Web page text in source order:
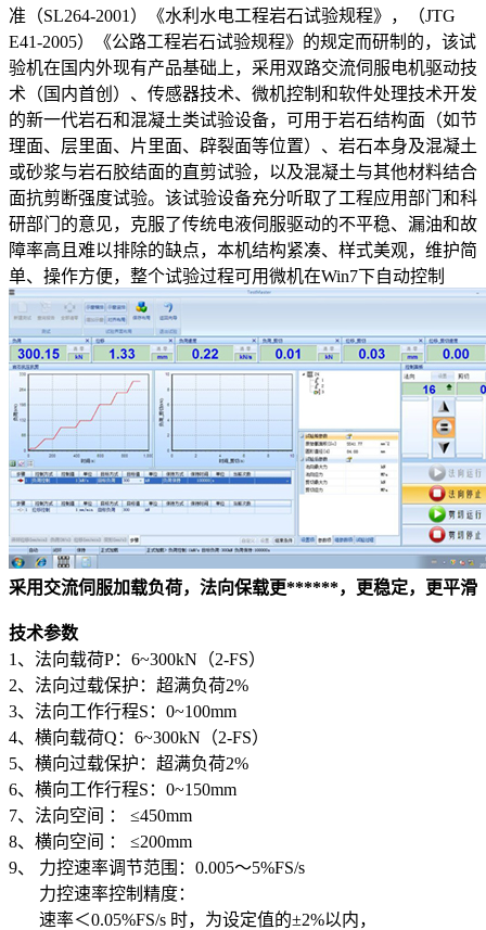
准（SL264-2001）《水利水电工程岩石试验规程》，（JTG
E41-2005）《公路工程岩石试验规程》的规定而研制的，该试
验机在国内外现有产品基础上，采用双路交流伺服电机驱动技
术（国内首创）、传感器技术、微机控制和软件处理技术开发
的新一代岩石和混凝土类试验设备，可用于岩石结构面（如节
理面、层里面、片里面、辟裂面等位置）、岩石本身及混凝土
或砂浆与岩石胶结面的直剪试验，以及混凝土与其他材料结合
面抗剪断强度试验。该试验设备充分听取了工程应用部门和科
研部门的意见，克服了传统电液伺服驱动的不平稳、漏油和故
障率高且难以排除的缺点，本机结构紧凑、样式美观，维护简
单、操作方便，整个试验过程可用微机在Win7下自动控制
采用交流伺服加载负荷，法向保载更******，更稳定，更平滑
技术参数
1、法向载荷P：6~300kN（2-FS）
2、法向过载保护：超满负荷2%
3、法向工作行程S：0~100mm
4、横向载荷Q：6~300kN（2-FS）
5、横向过载保护：超满负荷2%
6、横向工作行程S：0~150mm
7、法向空间 ： ≤450mm
8、横向空间 ： ≤200mm
9、 力控速率调节范围：0.005～5%FS/s
力控速率控制精度：
速率＜0.05%FS/s 时，为设定值的±2%以内，